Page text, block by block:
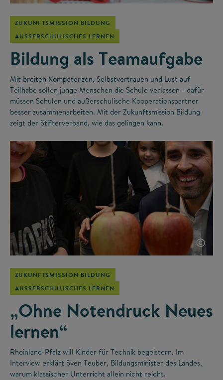
ZUKUNFTSMISSION BILDUNG
AUSSERSCHULISCHES LERNEN
Bildung als Teamaufgabe
Mit breiten Kompetenzen, Selbstvertrauen und Lust auf
Teilhabe sollen junge Menschen die Schule verlassen - dafür
müssen Schulen und außerschulische Kooperationspartner
besser zusammenarbeiten. Mit der Zukunftsmission Bildung
zeigt der Stifterverband, wie das gelingen kann.
©
ZUKUNFTSMISSION BILDUNG
AUSSERSCHULISCHES LERNEN
„Ohne Notendruck Neues
lernen“
Rheinland-Pfalz will Kinder für Technik begeistern. Im
Interview erklärt Sven Teuber, Bildungsminister des Landes,
warum klassischer Unterricht allein nicht reicht.